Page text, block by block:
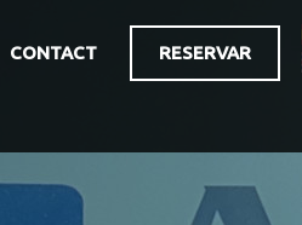
CONTACT RESERVAR